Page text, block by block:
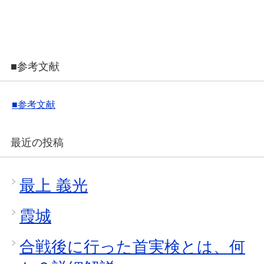
■参考文献
■参考文献
最近の投稿
最上 義光
霞城
合戦後に行った首実検とは、何